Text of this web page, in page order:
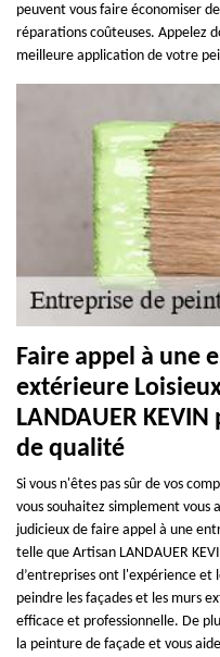
peuvent vous faire économiser
réparations coûteuses. Appelez
meilleure application de votre
Faire appel à une
extérieure
LANDAUER
de qualité
Si vous n'êtes pas sûr de vos
vous souhaitez simplement
judicieux de faire appel à une
telle que Artisan LANDAUER
d’entreprises ont l'expérience et
peindre les façades et les murs
efficace et professionnelle. De
la peinture de façade et vous